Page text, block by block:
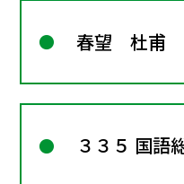
春望 杜甫
３３５ 国語